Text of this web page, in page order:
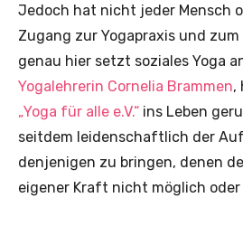
Jedoch hat nicht jeder Mensch
Zugang zur Yogapraxis und zum
genau hier setzt soziales Yoga
Yogalehrerin Cornelia Brammen,
„Yoga für alle e.V.“ ins Leben
seitdem leidenschaftlich der
denjenigen zu bringen, denen
eigener Kraft nicht möglich